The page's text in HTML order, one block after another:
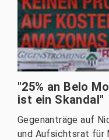
"25% an Belo
ist ein Skandal"
Gegenanträge auf
und Aufsichtsrat für